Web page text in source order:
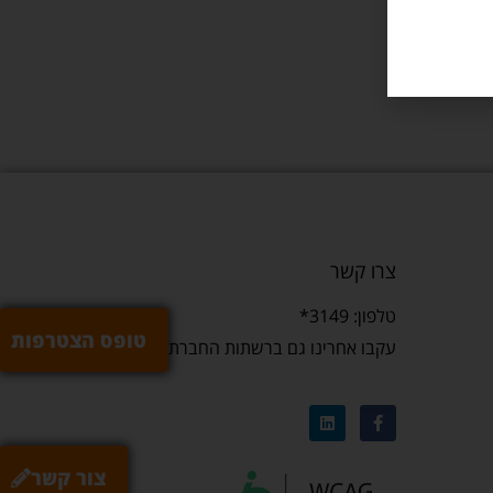
צור קשר
טופס הצטרפות
צרו קשר
טלפון: 3149*
עקבו אחרינו גם ברשתות החברתיות